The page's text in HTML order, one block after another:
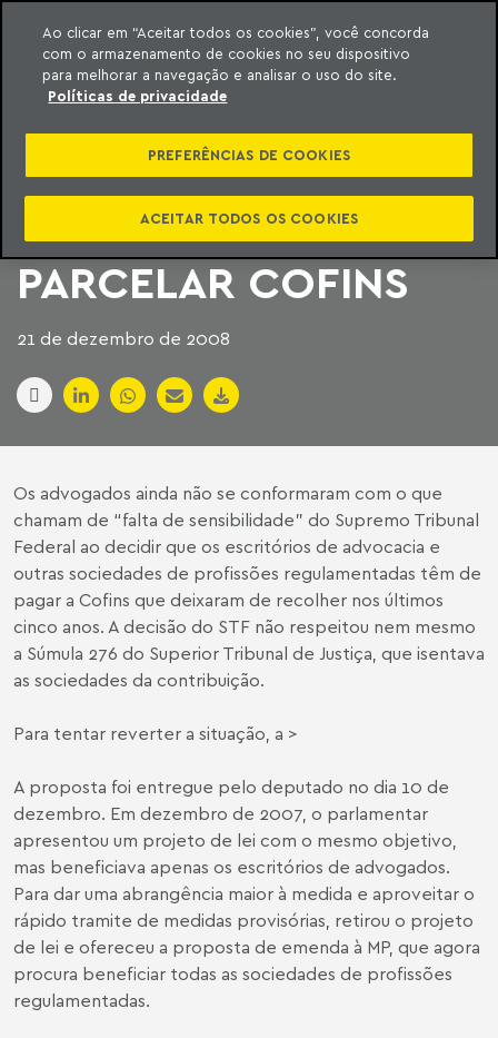
o conteúdo
Machado Meyer
CÂMARA ANALISA
PROPOSTA DE
ADVOGADOS PARA
PARCELAR COFINS
21 de dezembro de 2008
Os advogados ainda não se conformaram com o que
chamam de “falta de sensibilidade” do Supremo Tribunal
Federal ao decidir que os escritórios de advocacia e
outras sociedades de profissões regulamentadas têm de
pagar a Cofins que deixaram de recolher nos últimos
cinco anos. A decisão do STF não respeitou nem mesmo
a Súmula 276 do Superior Tribunal de Justiça, que isentava
as sociedades da contribuição.
Para tentar reverter a situação, a >
A proposta foi entregue pelo deputado no dia 10 de
dezembro. Em dezembro de 2007, o parlamentar
apresentou um projeto de lei com o mesmo objetivo,
mas beneficiava apenas os escritórios de advogados.
Para dar uma abrangência maior à medida e aproveitar o
rápido tramite de medidas provisórias, retirou o projeto
de lei e ofereceu a proposta de emenda à MP, que agora
procura beneficiar todas as sociedades de profissões
regulamentadas.
Ao clicar em “Aceitar todos os cookies”, você concorda
com o armazenamento de cookies no seu dispositivo
para melhorar a navegação e analisar o uso do site.
Políticas de privacidade
PREFERÊNCIAS DE COOKIES
ACEITAR TODOS OS COOKIES